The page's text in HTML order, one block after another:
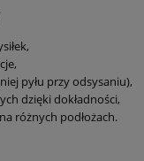
pyłu przy odsysaniu),
dzięki dokładności,
różnych podłożach.